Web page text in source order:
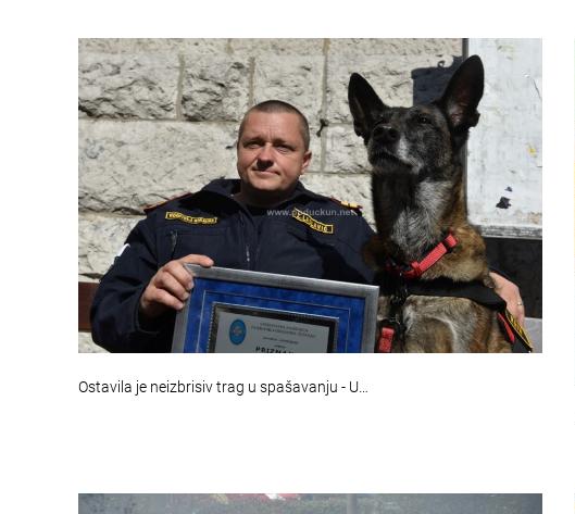
Ostavila je neizbrisiv trag u spašavanju - U…